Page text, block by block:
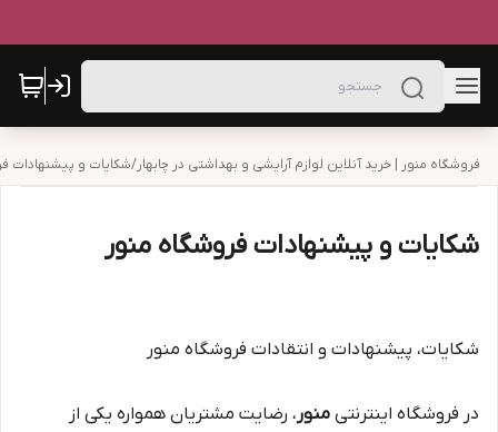
فروشگاه منور | خرید آنلاین لوازم آرایشی و بهداشتی در چابهار/شکایات و پیشنهادات
شکایات و پیشنهادات فروشگاه منور
شکایات، پیشنهادات و انتقادات فروشگاه منور
در فروشگاه اینترنتی منور ، رضایت مشتریان همواره یکی از